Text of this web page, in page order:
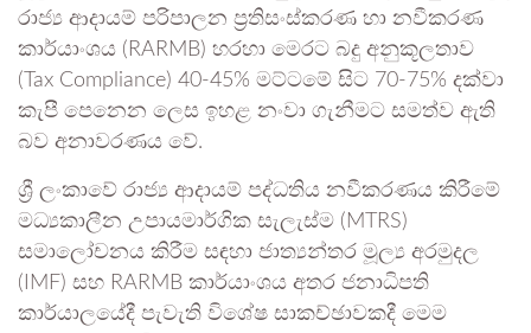
රාජ්‍ය ආදායම් පරිපාලන ප්‍රතිසංස්කරණ හා නවීකරණ
කාර්යාංශය (RARMB) හරහා මෙරට බදු අනුකූලතාව
(Tax Compliance) 40-45% මට්ටමේ සිට 70-75% දක්වා
කැපී පෙනෙන ලෙස ඉහළ නංවා ගැනීමට සමත්ව ඇති
බව අනාවරණය වේ.
ශ්‍රී ලංකාවේ රාජ්‍ය ආදායම් පද්ධතිය නවීකරණය කිරීමේ
මධ්‍යකාලීන උපායමාර්ගික සැලැස්ම (MTRS)
සමාලෝචනය කිරීම සඳහා ජාත්‍යන්තර මූල්‍ය අරමුදල
(IMF) සහ RARMB කාර්යාංශය අතර ජනාධිපති
කාර්යාලයේදී පැවැති විශේෂ සාකච්ඡාවකදී මෙම